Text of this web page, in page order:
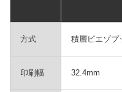
方式 積層ピエゾプ
印刷幅 32.4mm